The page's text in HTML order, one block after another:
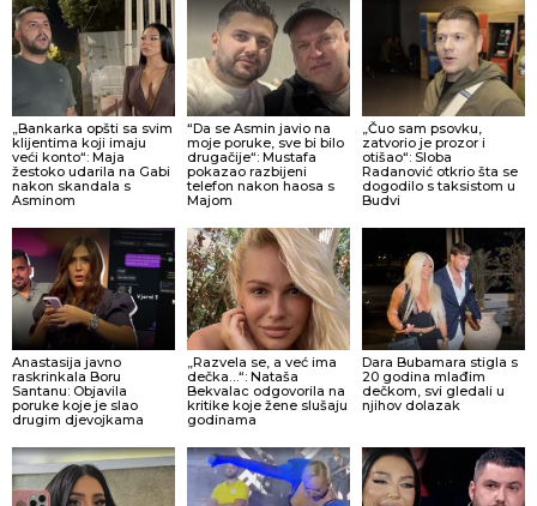
„Bankarka opšti sa svim
klijentima koji imaju
veći konto“: Maja
žestoko udarila na Gabi
nakon skandala s
Asminom
“Da se Asmin javio na
moje poruke, sve bi bilo
drugačije“: Mustafa
pokazao razbijeni
telefon nakon haosa s
Majom
„Čuo sam psovku,
zatvorio je prozor i
otišao“: Sloba
Radanović otkrio šta se
dogodilo s taksistom u
Budvi
Anastasija javno
raskrinkala Boru
Santanu: Objavila
poruke koje je slao
drugim djevojkama
„Razvela se, a već ima
dečka…“: Nataša
Bekvalac odgovorila na
kritike koje žene slušaju
godinama
Dara Bubamara stigla s
20 godina mlađim
dečkom, svi gledali u
njihov dolazak